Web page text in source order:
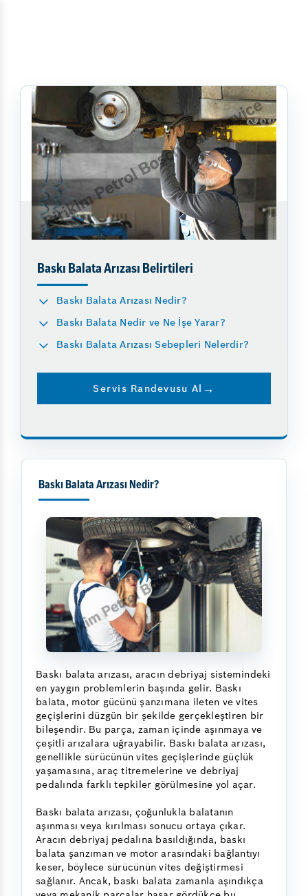
Baskı Balata Arızası Belirtileri
Baskı Balata Arızası Nedir?
Baskı Balata Nedir ve Ne İşe Yarar?
Baskı Balata Arızası Sebepleri Nelerdir?
Servis Randevusu Al
Baskı Balata Arızası Nedir?
Baskı balata arızası, aracın debriyaj sistemindeki
en yaygın problemlerin başında gelir. Baskı
balata, motor gücünü şanzımana ileten ve vites
geçişlerini düzgün bir şekilde gerçekleştiren bir
bileşendir. Bu parça, zaman içinde aşınmaya ve
çeşitli arızalara uğrayabilir. Baskı balata arızası,
genellikle sürücünün vites geçişlerinde güçlük
yaşamasına, araç titremelerine ve debriyaj
pedalında farklı tepkiler görülmesine yol açar.
Baskı balata arızası, çoğunlukla balatanın
aşınması veya kırılması sonucu ortaya çıkar.
Aracın debriyaj pedalına basıldığında, baskı
balata şanzıman ve motor arasındaki bağlantıyı
keser, böylece sürücünün vites değiştirmesi
sağlanır. Ancak, baskı balata zamanla aşındıkça